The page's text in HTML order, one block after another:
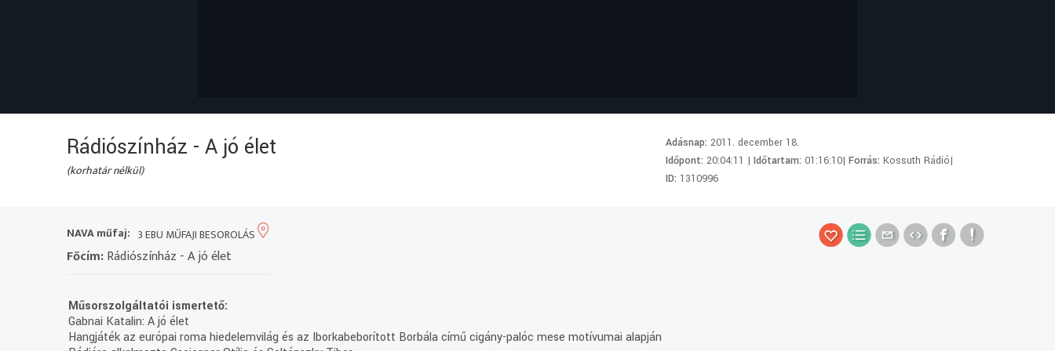
Rádiószínház - A jó élet
(korhatár nélkül)
Adásnap:2011. december 18.
Időpont:20:04:11 |Időtartam:01:16:10|Forrás:Kossuth Rádió|
ID: 1310996
NAVA műfaj: 3 EBU MŰFAJI BESOROLÁS
Főcím:Rádiószínház - A jó élet
Műsorszolgáltatói ismertető:
Gabnai Katalin: A jó élet
Hangjáték az európai roma hiedelemvilág és az Iborkabeborított Borbála című cigány-palóc mese motívumai alapján